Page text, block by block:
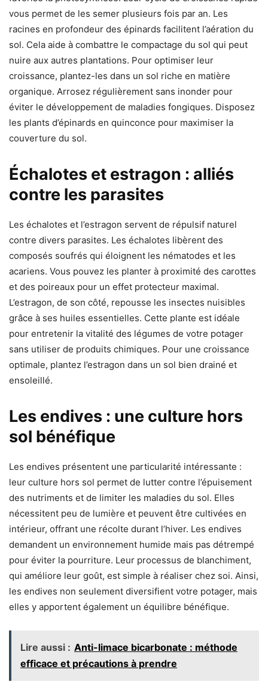
vous permet de les semer plusieurs fois par an. Les
racines en profondeur des épinards facilitent l’aération du
sol. Cela aide à combattre le compactage du sol qui peut
nuire aux autres plantations. Pour optimiser leur
croissance, plantez-les dans un sol riche en matière
organique. Arrosez régulièrement sans inonder pour
éviter le développement de maladies fongiques. Disposez
les plants d’épinards en quinconce pour maximiser la
couverture du sol.
Échalotes et estragon : alliés
contre les parasites
Les échalotes et l’estragon servent de répulsif naturel
contre divers parasites. Les échalotes libèrent des
composés soufrés qui éloignent les nématodes et les
acariens. Vous pouvez les planter à proximité des carottes
et des poireaux pour un effet protecteur maximal.
L’estragon, de son côté, repousse les insectes nuisibles
grâce à ses huiles essentielles. Cette plante est idéale
pour entretenir la vitalité des légumes de votre potager
sans utiliser de produits chimiques. Pour une croissance
optimale, plantez l’estragon dans un sol bien drainé et
ensoleillé.
Les endives : une culture hors
sol bénéfique
Les endives présentent une particularité intéressante :
leur culture hors sol permet de lutter contre l’épuisement
des nutriments et de limiter les maladies du sol. Elles
nécessitent peu de lumière et peuvent être cultivées en
intérieur, offrant une récolte durant l’hiver. Les endives
demandent un environnement humide mais pas détrempé
pour éviter la pourriture. Leur processus de blanchiment,
qui améliore leur goût, est simple à réaliser chez soi. Ainsi,
les endives non seulement diversifient votre potager, mais
elles y apportent également un équilibre bénéfique.
Lire aussi : Anti-limace bicarbonate : méthode
efficace et précautions à prendre